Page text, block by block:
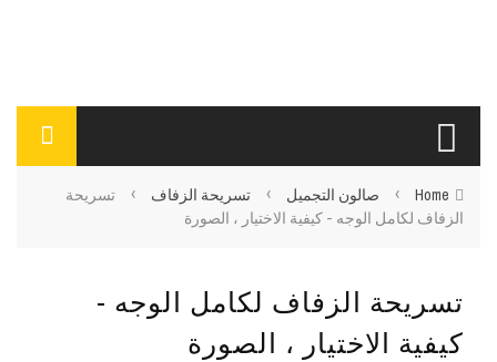
Home
› صالون التجميل › تسريحة الزفاف ›
تسريحة
الزفاف لكامل الوجه - كيفية الاختيار ، الصورة
تسريحة الزفاف لكامل الوجه -
كيفية الاختيار ، الصورة